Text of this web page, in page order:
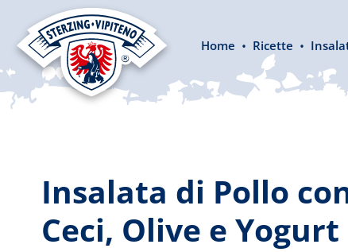
Passa alla navigazione principale
Home Ricette
Insalata di Pollo
Ceci, Olive e Yogurt